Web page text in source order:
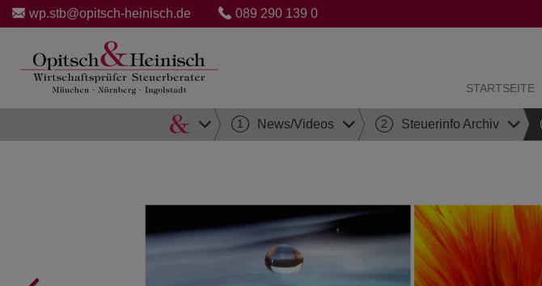
wp.stb@opitsch-heinisch.de 089 290 139 0
STARTSEITE
1 News/Videos 2 Steuerinfo Archiv